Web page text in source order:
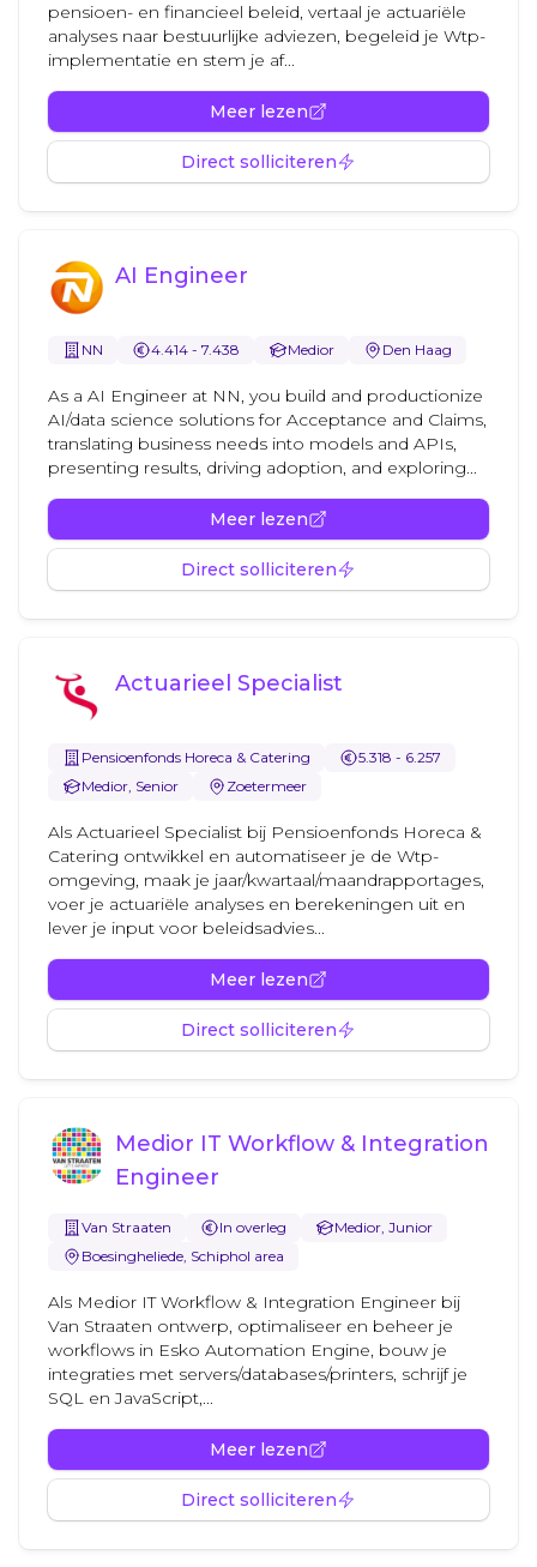
pensioen- en financieel beleid, vertaal je actuariële
analyses naar bestuurlijke adviezen, begeleid je Wtp-
implementatie en stem je af...
Meer lezen
Direct solliciteren
AI Engineer
NN 4.414 - 7.438 Medior Den Haag
As a AI Engineer at NN, you build and productionize
AI/data science solutions for Acceptance and Claims,
translating business needs into models and APIs,
presenting results, driving adoption, and exploring...
Meer lezen
Direct solliciteren
Actuarieel Specialist
Pensioenfonds Horeca & Catering
5.318 - 6.257
Medior, Senior
Zoetermeer
Als Actuarieel Specialist bij Pensioenfonds Horeca &
Catering ontwikkel en automatiseer je de Wtp-
omgeving, maak je jaar/kwartaal/maandrapportages,
voer je actuariële analyses en berekeningen uit en
lever je input voor beleidsadvies...
Meer lezen
Direct solliciteren
Medior IT Workflow & Integration
Engineer
Van Straaten In overleg
Medior, Junior
Boesingheliede, Schiphol area
Als Medior IT Workflow & Integration Engineer bij
Van Straaten ontwerp, optimaliseer en beheer je
workflows in Esko Automation Engine, bouw je
integraties met servers/databases/printers, schrijf je
SQL en JavaScript,...
Meer lezen
Direct solliciteren